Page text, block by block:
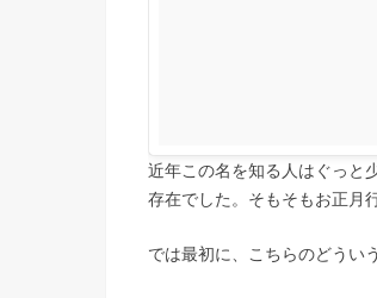
近年この名を知る人はぐっと
存在でした。そもそもお正月
では最初に、こちらのどうい